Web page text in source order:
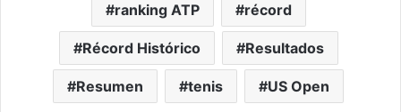
ranking ATP récord
Récord Histórico Resultados
Resumen tenis US Open